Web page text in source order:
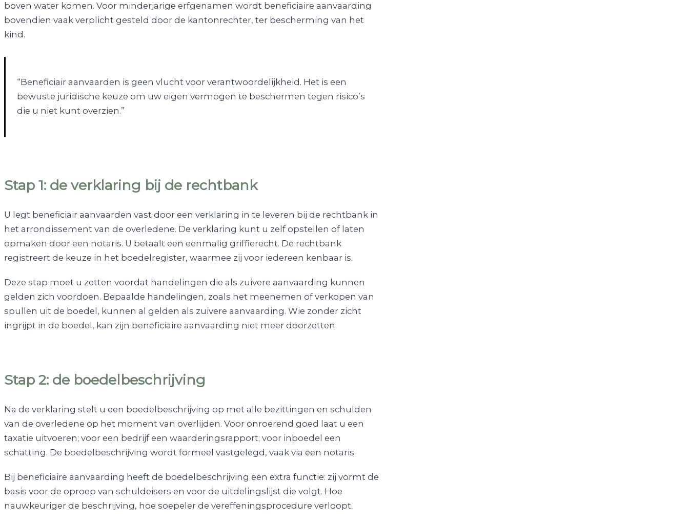
boven water komen. Voor minderjarige erfgenamen wordt beneficiaire aanvaarding
bovendien vaak verplicht gesteld door de kantonrechter, ter bescherming van het
kind.
“Beneficiair aanvaarden is geen vlucht voor verantwoordelijkheid. Het is een
bewuste juridische keuze om uw eigen vermogen te beschermen tegen risico’s
die u niet kunt overzien.”
Stap 1: de verklaring bij de rechtbank
U legt beneficiair aanvaarden vast door een verklaring in te leveren bij de rechtbank in
het arrondissement van de overledene. De verklaring kunt u zelf opstellen of laten
opmaken door een notaris. U betaalt een eenmalig griffierecht. De rechtbank
registreert de keuze in het boedelregister, waarmee zij voor iedereen kenbaar is.
Deze stap moet u zetten voordat handelingen die als zuivere aanvaarding kunnen
gelden zich voordoen. Bepaalde handelingen, zoals het meenemen of verkopen van
spullen uit de boedel, kunnen al gelden als zuivere aanvaarding. Wie zonder zicht
ingrijpt in de boedel, kan zijn beneficiaire aanvaarding niet meer doorzetten.
Stap 2: de boedelbeschrijving
Na de verklaring stelt u een boedelbeschrijving op met alle bezittingen en schulden
van de overledene op het moment van overlijden. Voor onroerend goed laat u een
taxatie uitvoeren; voor een bedrijf een waarderingsrapport; voor inboedel een
schatting. De boedelbeschrijving wordt formeel vastgelegd, vaak via een notaris.
Bij beneficiaire aanvaarding heeft de boedelbeschrijving een extra functie: zij vormt de
basis voor de oproep van schuldeisers en voor de uitdelingslijst die volgt. Hoe
nauwkeuriger de beschrijving, hoe soepeler de vereffeningsprocedure verloopt.